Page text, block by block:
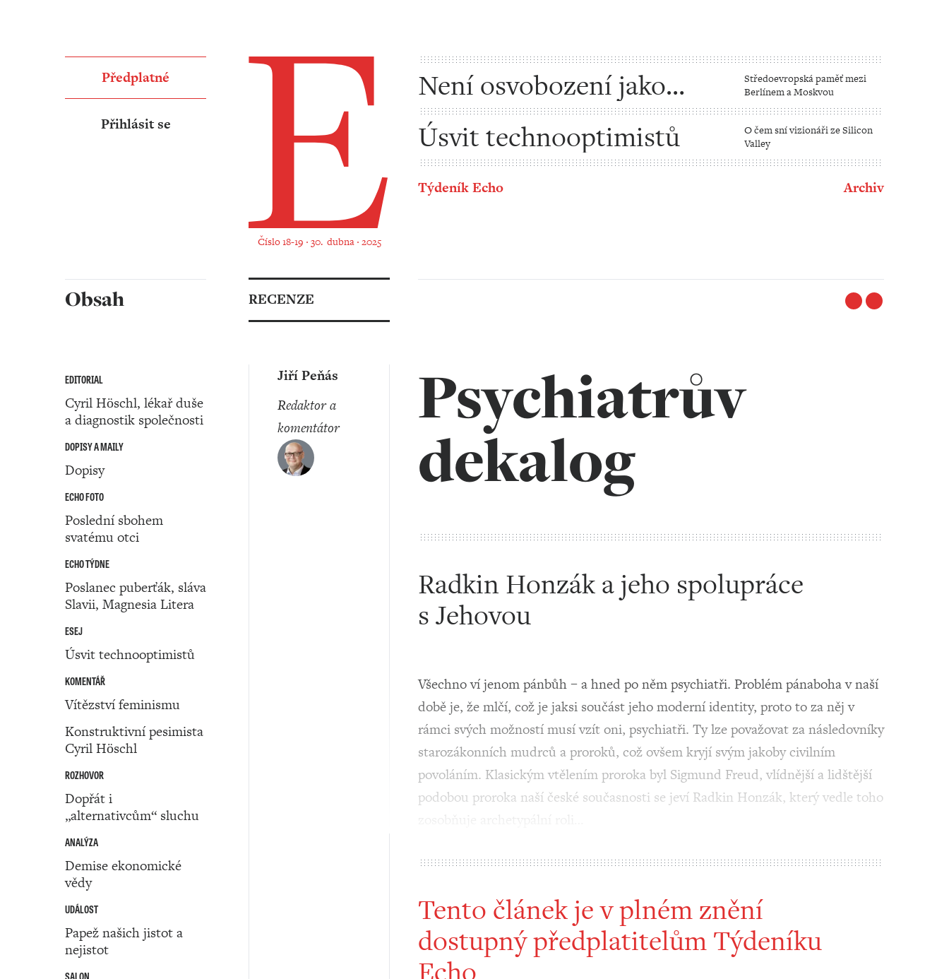
Číslo 18-19 ‧ 30. dubna ‧ 2025
Není osvobození jako
osvobození
Středoevropská paměť mezi
Berlínem a Moskvou
Úsvit technooptimistů
O čem sní vizionáři ze Silicon
Valley
Týdeník Echo Archiv
Předplatné
Přihlásit se
Obsah
EDITORIAL
Cyril Höschl, lékař duše
a diagnostik společnosti
DOPISY A MAILY
Dopisy
ECHO FOTO
Poslední sbohem
svatému otci
ECHO TÝDNE
Poslanec puberťák, sláva
Slavii, Magnesia Litera
ESEJ
Úsvit technooptimistů
KOMENTÁŘ
Vítězství feminismu
Konstruktivní pesimista
Cyril Höschl
ROZHOVOR
Dopřát i
„alternativcům“ sluchu
ANALÝZA
Demise ekonomické
vědy
UDÁLOST
Papež našich jistot a
nejistot
SALON
RECENZE
Psychiatrův
dekalog
Radkin Honzák a jeho spolupráce
s Jehovou
Jiří Peňás
redaktor a
komentátor
Všechno ví jenom pánbůh – a hned po něm psychiatři. Problém pánaboha v naší
době je, že mlčí, což je jaksi součást jeho moderní identity, proto to za něj v
rámci svých možností musí vzít oni, psychiatři. Ty lze považovat za následovníky
starozákonních mudrců a proroků, což ovšem kryjí svým jakoby civilním
povoláním. Klasickým vtělením proroka byl Sigmund Freud, vlídnější a lidštější
podobou proroka naší české současnosti se jeví Radkin Honzák, který vedle toho
Tento článek je v plném znění
dostupný předplatitelům Týdeníku